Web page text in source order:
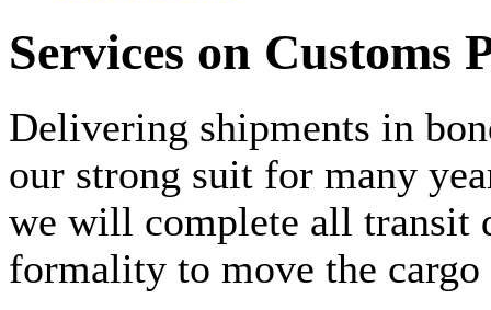
Services on Customs
Delivering shipments in
our strong suit for many
we will complete all transit
formality to move the